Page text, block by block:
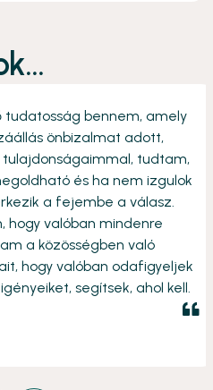
tudatosság bennem, amely
önbizalmat adott,
tudtam,
és ha nem izgulok
a fejembe a válasz.
valóban mindenre
a közösségben való
hogy valóban odafigyeljek
segítsek, ahol kell.